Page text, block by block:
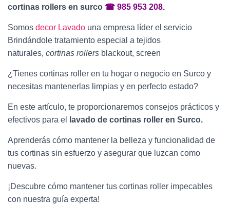
cortinas rollers en surco ☎ 985 953 208.
Somos decor Lavado una empresa líder el servicio
Brindándole tratamiento especial a tejidos
naturales, cortinas rollers blackout, screen
¿Tienes cortinas roller en tu hogar o negocio en Surco y
necesitas mantenerlas limpias y en perfecto estado?
En este artículo, te proporcionaremos consejos prácticos y
efectivos para el
lavado de cortinas roller en Surco.
Aprenderás cómo mantener la belleza y funcionalidad de
tus cortinas sin esfuerzo y asegurar que luzcan como
nuevas.
¡Descubre cómo mantener tus cortinas roller impecables
con nuestra guía experta!